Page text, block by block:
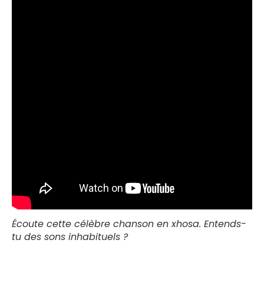
Écoute cette célèbre chanson en xhosa. Entends-
tu des sons inhabituels ?